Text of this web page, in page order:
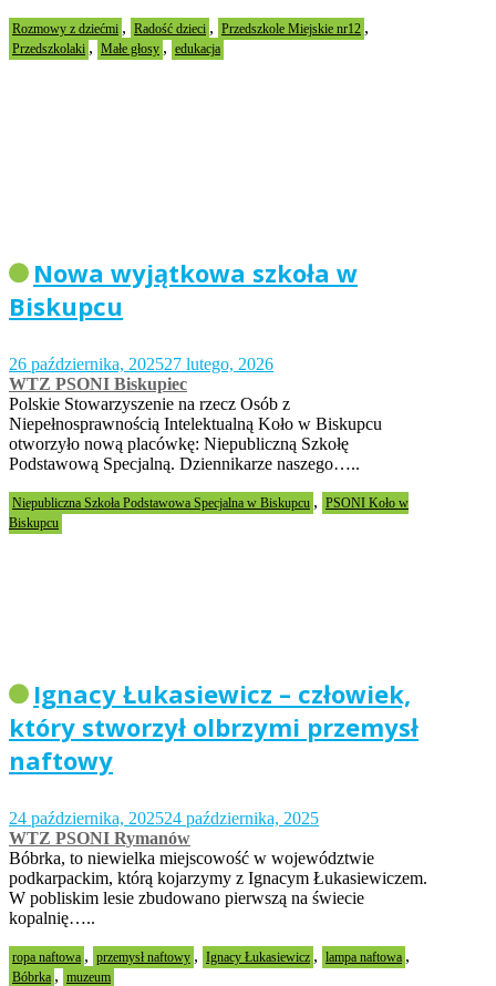
Rozmowy z dziećmi , Radość dzieci , Przedszkole Miejskie nr12 ,
Przedszkolaki , Małe głosy , edukacja
Nowa wyjątkowa szkoła w
Biskupcu
26 października, 202527 lutego, 2026
WTZ PSONI Biskupiec
Polskie Stowarzyszenie na rzecz Osób z
Niepełnosprawnością Intelektualną Koło w Biskupcu
otworzyło nową placówkę: Niepubliczną Szkołę
Podstawową Specjalną. Dziennikarze naszego…..
Niepubliczna Szkoła Podstawowa Specjalna w Biskupcu , PSONI Koło w
Biskupcu
Ignacy Łukasiewicz – człowiek,
który stworzył olbrzymi przemysł
naftowy
24 października, 202524 października, 2025
WTZ PSONI Rymanów
Bóbrka, to niewielka miejscowość w województwie
podkarpackim, którą kojarzymy z Ignacym Łukasiewiczem.
W pobliskim lesie zbudowano pierwszą na świecie
kopalnię…..
ropa naftowa , przemysł naftowy , Ignacy Łukasiewicz , lampa naftowa ,
Bóbrka , muzeum